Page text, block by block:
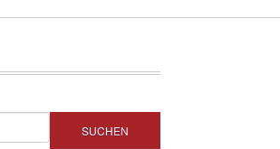
SUCHEN